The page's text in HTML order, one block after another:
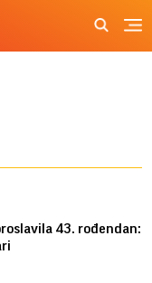
43. rođendan: